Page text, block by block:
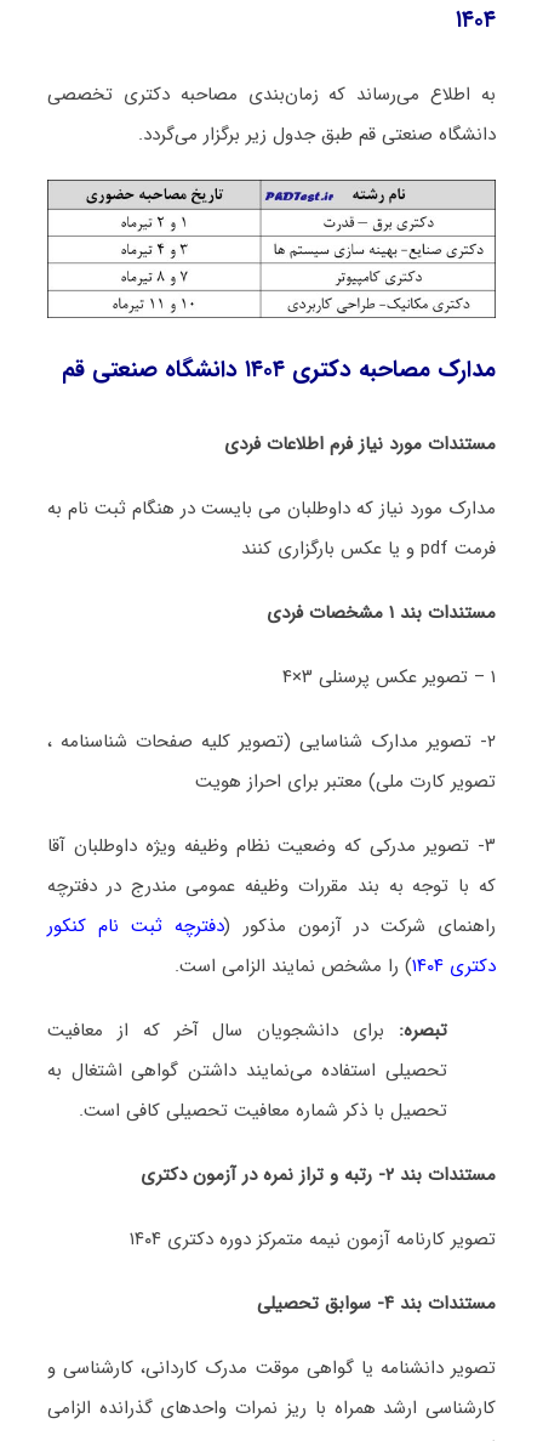
۱۴۰۴
به اطلاع می‌رساند که زمان‌بندی مصاحبه دکتری تخصصی
دانشگاه صنعتی قم طبق جدول زیر برگزار می‌گردد.
مدارک مصاحبه دکتری ۱۴۰۴ دانشگاه صنعتی قم
مستندات مورد نیاز فرم اطلاعات فردی
مدارک مورد نیاز که داوطلبان می بایست در هنگام ثبت نام به
فرمت pdf و یا عکس بارگزاری کنند
مستندات بند ۱ مشخصات فردی
۱ – تصویر عکس پرسنلی ۳×۴
۲- تصویر مدارک شناسایی (تصویر کلیه صفحات شناسنامه ،
تصویر کارت ملی) معتبر برای احراز هویت
۳- تصویر مدرکی که وضعیت نظام وظیفه ویژه داوطلبان آقا
که با توجه به بند مقررات وظیفه عمومی مندرج در دفترچه
راهنمای شرکت در آزمون مذکور (دفترچه ثبت نام کنکور
دکتری ۱۴۰۴
) را مشخص نمایند الزامی است.
تبصره: برای دانشجویان سال آخر که از معافیت
تحصیلی استفاده می‌نمایند داشتن گواهی اشتغال به
تحصیل با ذکر شماره معافیت تحصیلی کافی است.
مستندات بند ۲- رتبه و تراز نمره در آزمون دکتری
تصویر کارنامه آزمون نیمه متمرکز دوره دکتری ۱۴۰۴
مستندات بند ۴- سوابق تحصیلی
تصویر دانشنامه یا گواهی موقت مدرک کاردانی، کارشناسی و
کارشناسی ارشد همراه با ریز نمرات واحدهای گذرانده الزامی